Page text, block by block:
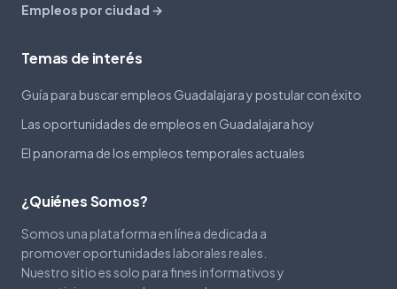
Empleos por ciudad →
Temas de interés
Guía para buscar empleos Guadalajara y postular con éxito
Las oportunidades de empleos en Guadalajara hoy
El panorama de los empleos temporales actuales
¿Quiénes Somos?
Somos una plataforma en línea dedicada a
promover oportunidades laborales reales.
Nuestro sitio es solo para fines informativos y